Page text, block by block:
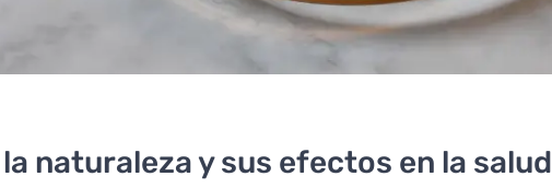
naturaleza y sus efectos en la salud